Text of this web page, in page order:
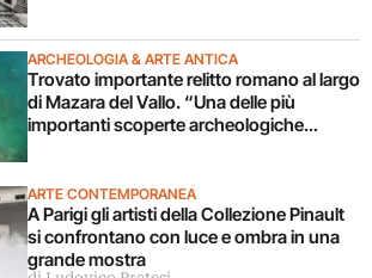
ARCHEOLOGIA & ARTE ANTICA
Trovato importante relitto romano al largo
di Mazara del Vallo. “Una delle più
importanti scoperte archeologiche
ARTE CONTEMPORANEA
A Parigi gli artisti della Collezione Pinault
si confrontano con luce e ombra in una
grande mostra